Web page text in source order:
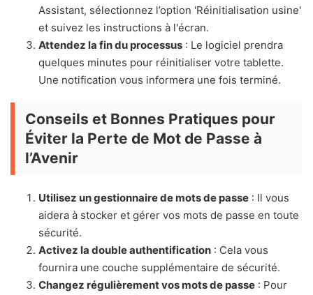
Assistant, sélectionnez l’option 'Réinitialisation usine'
et suivez les instructions à l'écran.
Attendez la fin du processus : Le logiciel prendra
quelques minutes pour réinitialiser votre tablette.
Une notification vous informera une fois terminé.
Conseils et Bonnes Pratiques pour
Éviter la Perte de Mot de Passe à
l’Avenir
Utilisez un gestionnaire de mots de passe : Il vous
aidera à stocker et gérer vos mots de passe en toute
sécurité.
Activez la double authentification : Cela vous
fournira une couche supplémentaire de sécurité.
Changez régulièrement vos mots de passe : Pour